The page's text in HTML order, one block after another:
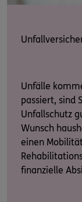
Unfälle
passiert, sind
Unfallschutz
Wunsch
einen
finanzielle